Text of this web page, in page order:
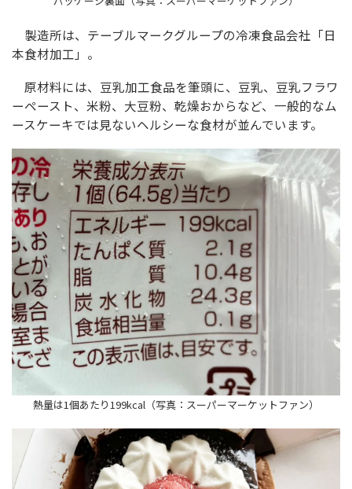
製造所は、テーブルマークグループの冷凍食品会社「日
本食材加工」。
原材料には、豆乳加工食品を筆頭に、豆乳、豆乳フラワ
ーペースト、米粉、大豆粉、乾燥おからなど、一般的なム
ースケーキでは見ないヘルシーな食材が並んでいます。
熱量は1個あたり199kcal（写真：スーパーマーケットファン）